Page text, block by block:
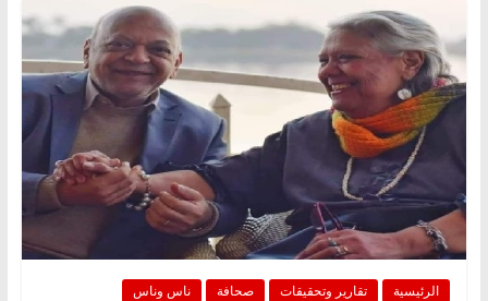
الرئيسية تقارير وتحقيقات صحافة ناس وناس